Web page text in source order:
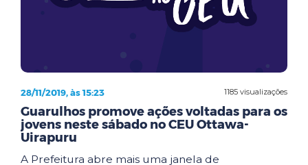
1185 visualizações
28/11/2019, às 15:23
Guarulhos promove ações voltadas para os
jovens neste sábado no CEU Ottawa-
Uirapuru
A Prefeitura abre mais uma janela de